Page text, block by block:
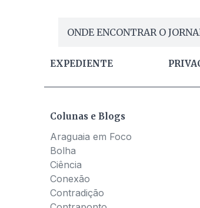
ONDE ENCONTRAR O
EXPEDIENTE
Colunas e Blogs
Araguaia em Foco
Bolha
Ciência
Conexão
Contradição